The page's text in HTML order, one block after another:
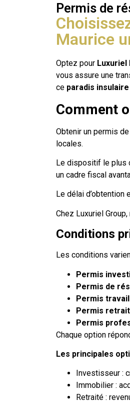
Permis de
Maurice
Optez pour
vous assure une
ce paradis insulaire
Comment
Obtenir un permis
locales.
Le dispositif le plus
un cadre fiscal
Le délai
Chez Luxuriel Group,
Conditions
Les conditions
Permis
Permis de
Permis
Permis
Permis
Chaque option
Les principales
Investisseur :
Immobilier :
Retraité :